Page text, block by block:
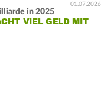
01.07.2026
in 2025
VIEL GELD MIT